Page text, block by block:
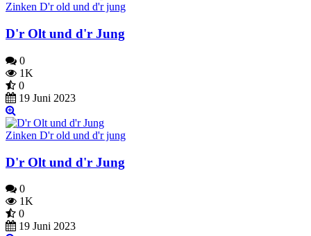
Zinken D'r old und d'r jung
D'r Olt und d'r Jung
0
1K
0
19 Juni 2023
Zinken D'r old und d'r jung
D'r Olt und d'r Jung
0
1K
0
19 Juni 2023